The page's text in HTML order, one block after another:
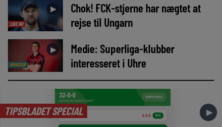
LIGE NU
►
Chok! FCK-stjerne har nægtet at
rejse til Ungarn
NYHEDER
►
Medie: Superliga-klubber
interesseret i Uhre
TIPSBLADET SPECIAL ►